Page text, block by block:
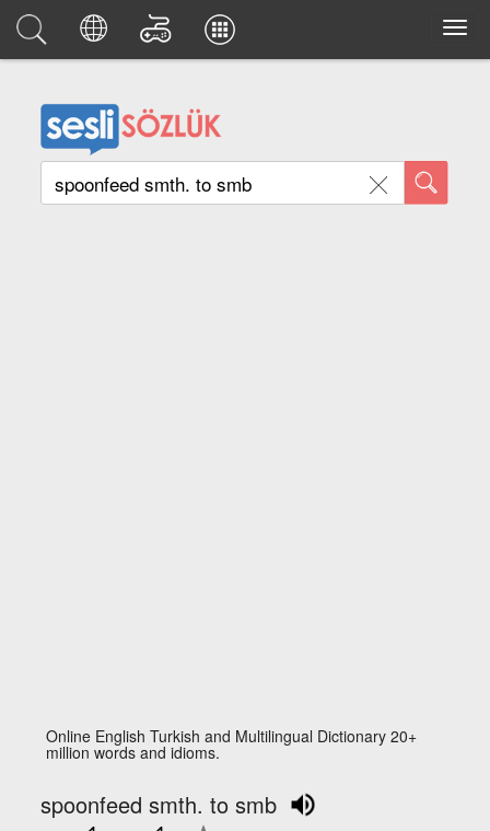
Online English Turkish and Multilingual Dictionary 20+
million words and idioms.
spoonfeed smth. to smb